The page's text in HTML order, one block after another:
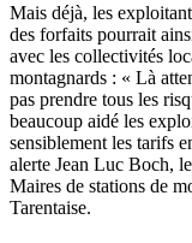
Mais déjà, les
des forfaits pourrait
avec les collectivités
montagnards : « Là
pas prendre tous les
beaucoup aidé les
sensiblement les tarifs
alerte Jean Luc Boch,
Maires de stations de
Tarentaise.